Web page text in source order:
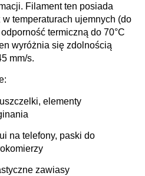
Filament ten posiada
temperaturach ujemnych (do
termiczną do 70°C
wyróżnia się zdolnością
mm/s.
elementy
na telefony, paski do
zawiasy